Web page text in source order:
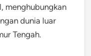
menghubungkan
dunia luar
Tengah.